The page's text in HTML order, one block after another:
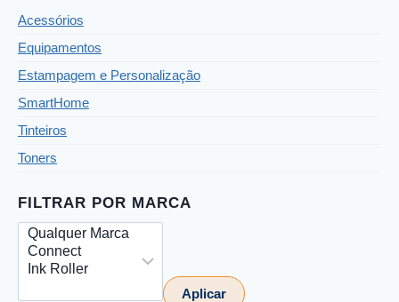
Acessórios
Equipamentos
Estampagem e Personalização
SmartHome
Tinteiros
Toners
FILTRAR POR MARCA
Aplicar